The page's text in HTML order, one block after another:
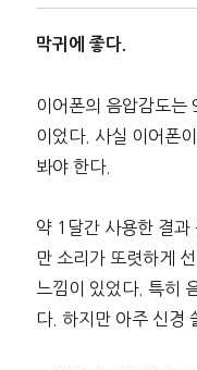
막귀에 좋다.
이어폰의 음압감도
이었다. 사실 이어폰
봐야 한다.
약 1달간 사용한 결과
만 소리가 또렷하게
느낌이 있었다. 특히
다. 하지만 아주 신경